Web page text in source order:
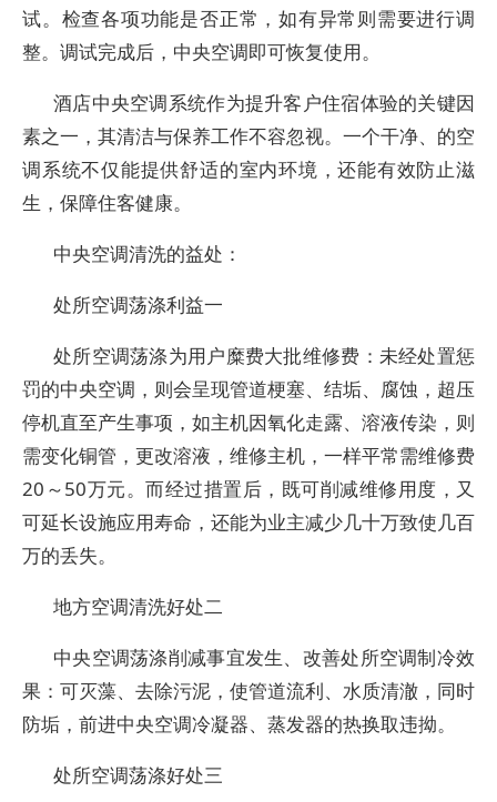
试。检查各项功能是否正常，如有异常则需要进行调
整。调试完成后，中央空调即可恢复使用。
酒店中央空调系统作为提升客户住宿体验的关键因
素之一，其清洁与保养工作不容忽视。一个干净、的空
调系统不仅能提供舒适的室内环境，还能有效防止滋
生，保障住客健康。
中央空调清洗的益处：
处所空调荡涤利益一
处所空调荡涤为用户糜费大批维修费：未经处置惩
罚的中央空调，则会呈现管道梗塞、结垢、腐蚀，超压
停机直至产生事项，如主机因氧化走露、溶液传染，则
需变化铜管，更改溶液，维修主机，一样平常需维修费
20～50万元。而经过措置后，既可削减维修用度，又
可延长设施应用寿命，还能为业主减少几十万致使几百
万的丢失。
地方空调清洗好处二
中央空调荡涤削减事宜发生、改善处所空调制冷效
果：可灭藻、去除污泥，使管道流利、水质清澈，同时
防垢，前进中央空调冷凝器、蒸发器的热换取违拗。
处所空调荡涤好处三